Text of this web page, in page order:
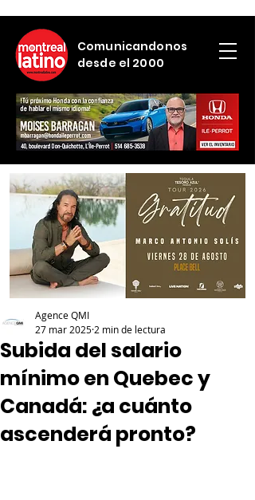
Comunicandonos
desde el 2000
Subida del salario
mínimo en Quebec y
Canadá: ¿a cuánto
ascenderá pronto?
Agence QMI
27 mar 2025 2 min de lectura